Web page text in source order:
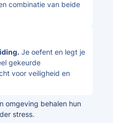
combinatie van beide
Je oefent en legt je
gekeurde
voor veiligheid en
omgeving behalen hun
stress.